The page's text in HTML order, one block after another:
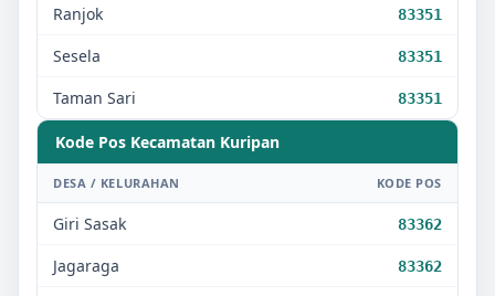
Ranjok 83351
Sesela 83351
Taman Sari 83351
Kode Pos Kecamatan Kuripan
DESA / KELURAHAN KODE POS
Giri Sasak 83362
Jagaraga 83362